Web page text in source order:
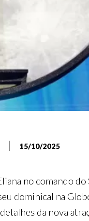
15/10/2025
no comando
dominical na
da nova